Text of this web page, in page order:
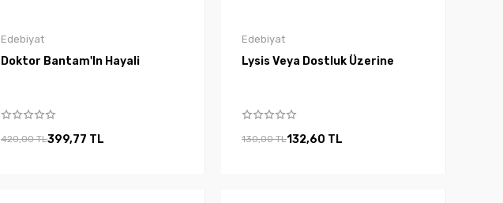
Edebiyat
Doktor Bantam'In Hayali
420,00 TL399,77 TL
Edebiyat
Lysis Veya Dostluk Üzerine
130,00 TL132,60 TL